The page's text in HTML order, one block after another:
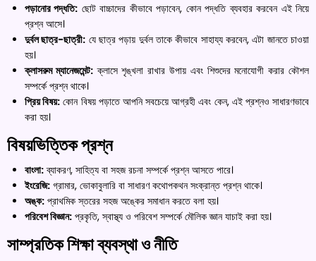
পড়ানোর পদ্ধতি: ছোট বাচ্চাদের কীভাবে পড়াবেন, কোন পদ্ধতি ব্যবহার করবেন এই নিয়ে
প্রশ্ন আসে।
দুর্বল ছাত্র-ছাত্রী: যে ছাত্র পড়ায় দুর্বল তাকে কীভাবে সাহায্য করবেন, এটা জানতে চাওয়া
হয়।
ক্লাসরুম ম্যানেজমেন্ট:ক্লাসে শৃঙ্খলা রাখার উপায় এবং শিশুদের মনোযোগী করার কৌশল
সম্পর্কে প্রশ্ন থাকে।
প্রিয় বিষয়: কোন বিষয় পড়াতে আপনি সবচেয়ে আগ্রহী এবং কেন, এই প্রশ্নও সাধারণভাবে
করা হয়।
বিষয়ভিত্তিক প্রশ্ন
বাংলা:ব্যাকরণ, সাহিত্য বা সহজ রচনা সম্পর্কে প্রশ্ন আসতে পারে।
ইংরেজি: গ্রামার, ভোকাবুলারি বা সাধারণ কথোপকথন সংক্রান্ত প্রশ্ন থাকে।
অঙ্ক: প্রাথমিক স্তরের সহজ অঙ্কের সমাধান করতে বলা হয়।
পরিবেশ বিজ্ঞান: প্রকৃতি, স্বাস্থ্য ও পরিবেশ সম্পর্কে মৌলিক জ্ঞান যাচাই করা হয়।
সাম্প্রতিক শিক্ষা ব্যবস্থা ও নীতি